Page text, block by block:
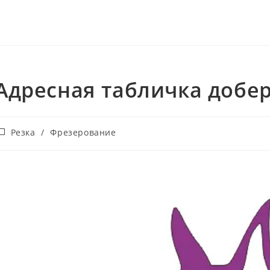
табличка
Резка / Фрезерование